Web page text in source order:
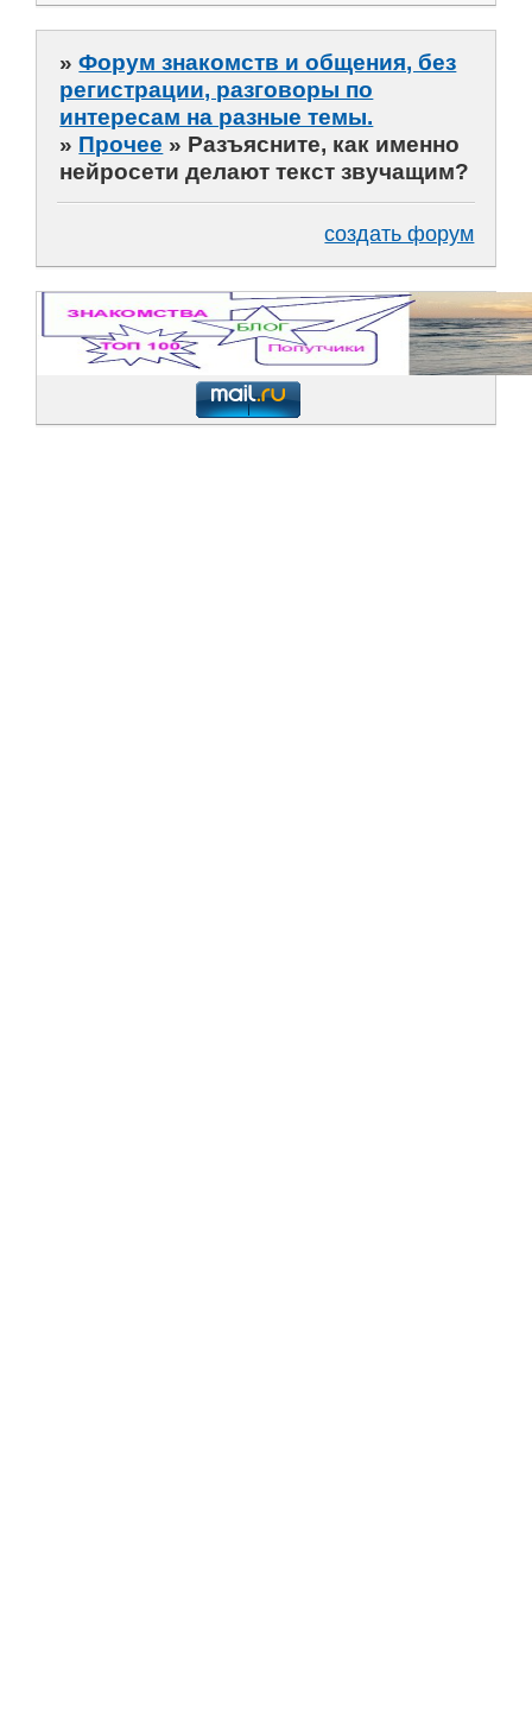
»Форум знакомств и общения, без
регистрации, разговоры по
интересам на разные темы.
» Прочее » Разъясните, как именно
нейросети делают текст звучащим?
создать форум